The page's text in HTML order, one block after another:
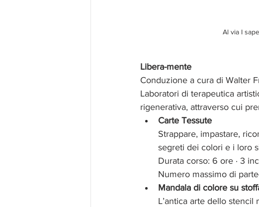
Al via I
Libera-mente
Conduzione a cura di Walter
Laboratori di terapeutica
rigenerativa, attraverso cui
Carte Tessute
Strappare, impastare,
segreti dei colori e i loro
Durata corso: 6 ore · 3
Numero massimo di
Mandala di colore su
L’antica arte dello